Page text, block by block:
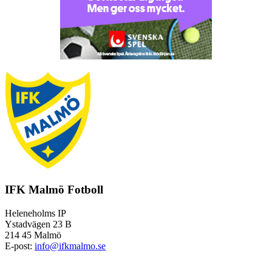
IFK Malmö Fotboll
Heleneholms IP
Ystadvägen 23 B
214 45 Malmö
E-post: info@ifkmalmo.se